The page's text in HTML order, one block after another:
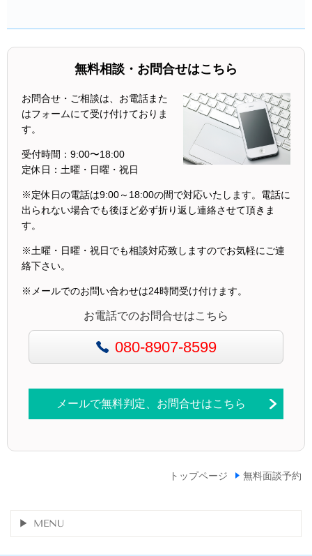
無料相談・お問合せはこちら
お問合せ・ご相談は、お電話また
はフォームにて受け付けておりま
す。
受付時間： 9:00〜18:00
定休日： 土曜・日曜・祝日
※定休日の電話は9:00～18:00の間で対応いたします。電話に
出られない場合でも後ほど必ず折り返し連絡させて頂きま
す。
※土曜・日曜・祝日でも相談対応致しますのでお気軽にご連
絡下さい。
※メールでのお問い合わせは24時間受け付けます。
お電話でのお問合せはこちら
080-8907-8599
メールで無料判定、お問合せはこちら
トップページ 無料面談予約
MENU